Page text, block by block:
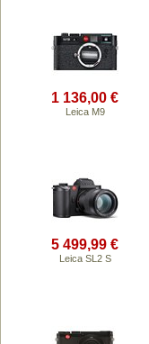
1 136,00 €
Leica M9
5 499,99 €
Leica SL2 S